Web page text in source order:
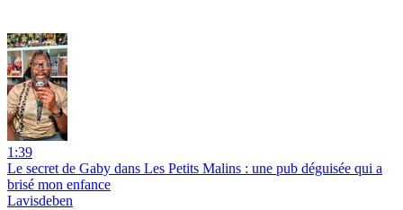
1:39
Le secret de Gaby dans Les Petits Malins : une pub déguisée qui a
brisé mon enfance
Lavisdeben